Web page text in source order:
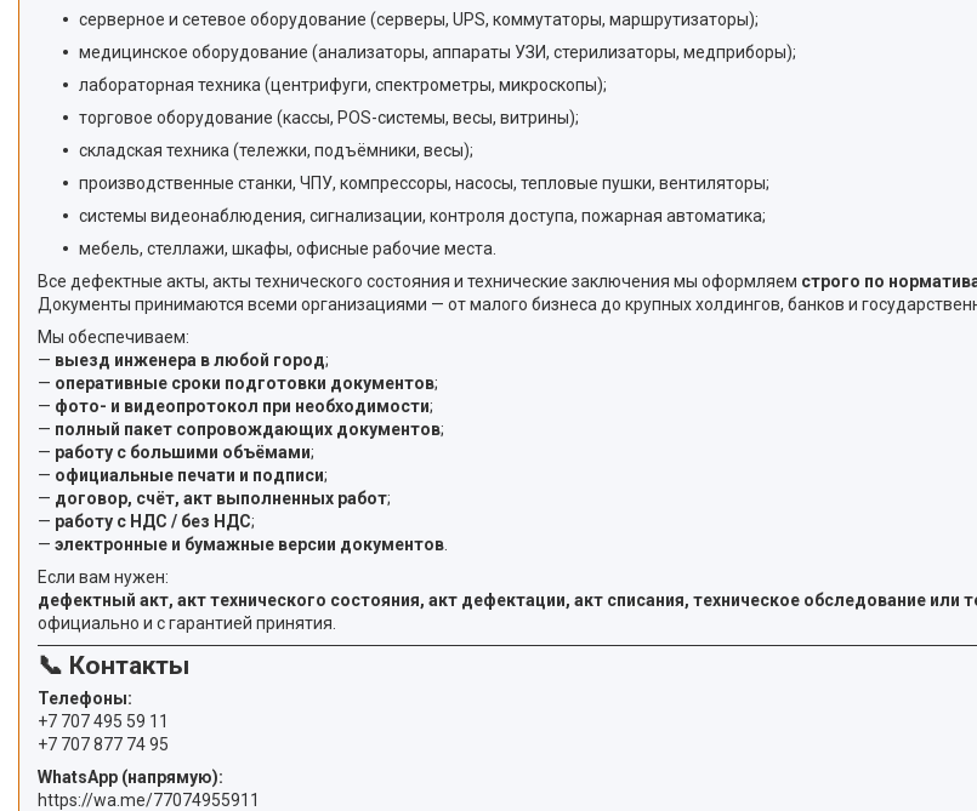
серверное и сетевое оборудование (серверы, UPS, коммутаторы, маршрутизаторы);
медицинское оборудование (анализаторы, аппараты УЗИ, стерилизаторы, медприборы);
лабораторная техника (центрифуги, спектрометры, микроскопы);
торговое оборудование (кассы, POS-системы, весы, витрины);
складская техника (тележки, подъёмники, весы);
производственные станки, ЧПУ, компрессоры, насосы, тепловые пушки, вентиляторы;
системы видеонаблюдения, сигнализации, контроля доступа, пожарная автоматика;
мебель, стеллажи, шкафы, офисные рабочие места.
Все дефектные акты, акты технического состояния и технические заключения мы оформляем строго по
Документы принимаются всеми организациями — от малого бизнеса до крупных холдингов, банков и
Мы обеспечиваем:
— выезд инженера в любой город;
— оперативные сроки подготовки документов;
— фото- и видеопротокол при необходимости;
— полный пакет сопровождающих документов;
— работу с большими объёмами;
— официальные печати и подписи;
— договор, счёт, акт выполненных работ;
— работу с НДС / без НДС;
— электронные и бумажные версии документов
Если вам нужен:
дефектный акт, акт технического состояния, акт дефектации, акт списания, техническое обследование или
официально и с гарантией принятия.
📞 Контакты
Телефоны:
+7 707 495 59 11
+7 707 877 74 95
WhatsApp (напрямую):
https://wa.me/77074955911